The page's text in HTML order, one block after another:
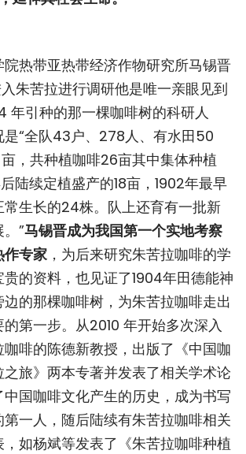
热带亚热带经济作物研究所马锡晋
入朱苦拉进行调研他是唯一亲眼见到
年引种的那一棵咖啡树的科研人
是“全队43户、278人、有水田50
，共种植咖啡26亩其中集体种植
陆续定植盛产的18亩，1902年最早
生长的24株。队上还育有一批新
”马锡晋成为我国第一个实地考察
作专家 ，为后来研究朱苦拉咖啡的学
的资料，也见证了1904年田德能神
的那棵咖啡树，为朱苦拉咖啡走出
第一步。从2010 年开始多次深入
啡的陈德新教授，出版了《中国咖
旅》两本专著并发表了相关学术论
国咖啡文化产生的历史，成为书写
一人，随后陆续有朱苦拉咖啡相关
如杨斌等发表了《朱苦拉咖啡种植